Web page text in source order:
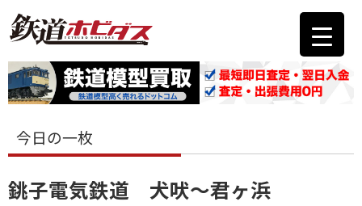
今日の一枚
銚子電気鉄道 犬吠～君ヶ浜